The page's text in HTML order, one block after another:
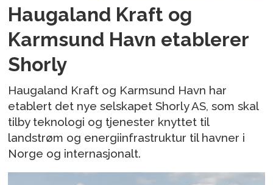
Haugaland Kraft og
Karmsund Havn etablerer
Shorly
Haugaland Kraft og Karmsund Havn har
etablert det nye selskapet Shorly AS, som skal
tilby teknologi og tjenester knyttet til
landstrøm og energiinfrastruktur til havner i
Norge og internasjonalt.